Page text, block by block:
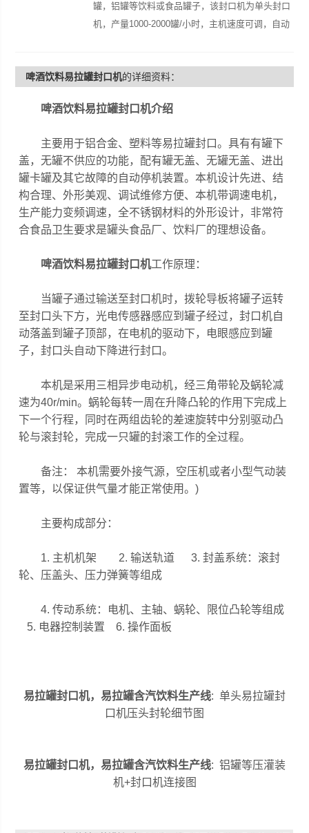
罐，铝罐等饮料或食品罐子，该封口机为单头封口
机，产量1000-2000罐/小时，主机速度可调，自动
啤酒饮料易拉罐封口机的详细资料：
啤酒饮料易拉罐封口机介绍
主要用于铝合金、塑料等易拉罐封口。具有有罐下
盖，无罐不供应的功能，配有罐无盖、无罐无盖、进出
罐卡罐及其它故障的自动停机装置。本机设计先进、结
构合理、外形美观、调试维修方便、本机带调速电机，
生产能力变频调速，全不锈钢材料的外形设计，非常符
合食品卫生要求是罐头食品厂、饮料厂的理想设备。
啤酒饮料易拉罐封口机工作原理：
当罐子通过输送至封口机时，拨轮导板将罐子运转
至封口头下方，光电传感器感应到罐子经过，封口机自
动落盖到罐子顶部，在电机的驱动下，电眼感应到罐
子，封口头自动下降进行封口。
本机是采用三相异步电动机，经三角带轮及蜗轮减
速为40r/min。蜗轮每转一周在升降凸轮的作用下完成上
下一个行程，同时在两组齿轮的差速旋转中分别驱动凸
轮与滚封轮，完成一只罐的封滚工作的全过程。
备注： 本机需要外接气源，空压机或者小型气动装
置等，以保证供气量才能正常使用。)
主要构成部分：
1. 主机机架 2. 输送轨道 3. 封盖系统：滚封
轮、压盖头、压力弹簧等组成
4. 传动系统：电机、主轴、蜗轮、限位凸轮等组成
5. 电器控制装置 6. 操作面板
易拉罐封口机，易拉罐含汽饮料生产线: 单头易拉罐封
口机压头封轮细节图
易拉罐封口机，易拉罐含汽饮料生产线: 铝罐等压灌装
机+封口机连接图